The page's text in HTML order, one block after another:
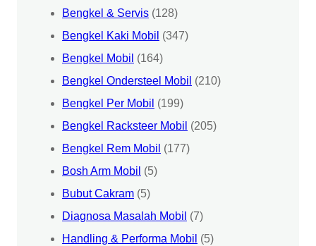
Bengkel & Servis (128)
Bengkel Kaki Mobil (347)
Bengkel Mobil (164)
Bengkel Ondersteel Mobil (210)
Bengkel Per Mobil (199)
Bengkel Racksteer Mobil (205)
Bengkel Rem Mobil (177)
Bosh Arm Mobil (5)
Bubut Cakram (5)
Diagnosa Masalah Mobil (7)
Handling & Performa Mobil (5)